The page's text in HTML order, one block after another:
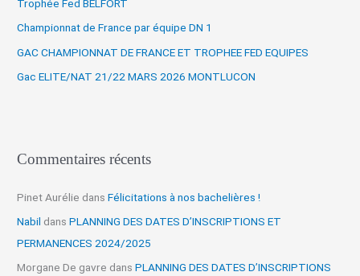
h
e
r
Trophée Fed BELFORT
Championnat de France par équipe DN 1
GAC CHAMPIONNAT DE FRANCE ET TROPHEE FED EQUIPES
Gac ELITE/NAT 21/22 MARS 2026 MONTLUCON
Commentaires récents
Pinet Aurélie dansFélicitations à nos bachelières !
Nabil dansPLANNING DES DATES D’INSCRIPTIONS ET
PERMANENCES 2024/2025
Morgane De gavre dansPLANNING DES DATES D’INSCRIPTIONS